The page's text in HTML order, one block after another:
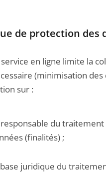
de protection des
en ligne limite la
(minimisation des
sur :
du
(finalités) ;
juridique du